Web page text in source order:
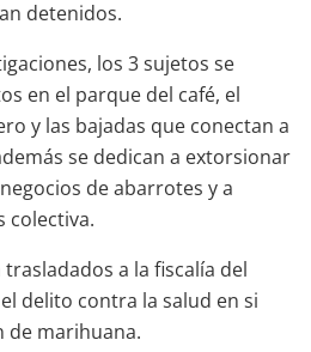
detenidos.
los 3 sujetos se
en el parque del café, el
y las bajadas que conectan a
se dedican a extorsionar
de abarrotes y a
colectiva.
a la fiscalía del
delito contra la salud en si
de marihuana.